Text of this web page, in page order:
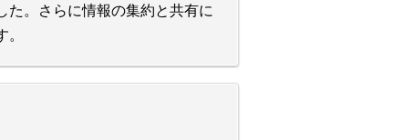
た。さらに情報の集約と共有に